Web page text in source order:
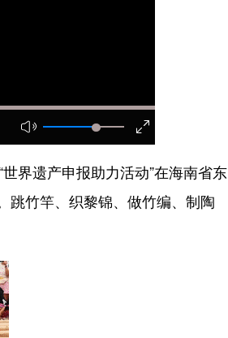
界遗产申报助力活动”在海南省东
跳竹竿、织黎锦、做竹编、制陶